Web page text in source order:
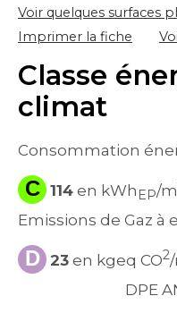
Voir quelques surfaces
Imprimer la fiche
Classe
climat
Consommation
C 114 en kWh EP/m
Emissions de Gaz à
D 23 en kgeq CO2
DPE